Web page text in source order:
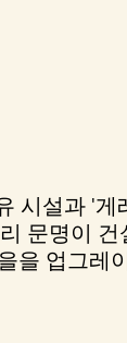
시설과 '게
문명이
을 업그레